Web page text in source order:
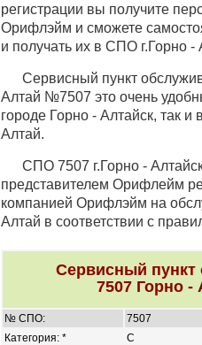
регистрации вы получите
Орифлэйм и сможете
и получать их в СПО г.Горно -
Сервисный пункт
Алтай №7507 это очень
городе Горно - Алтайск, так и
Алтай.
СПО 7507 г.Горно -
представителем Орифлейм
компанией Орифлэйм на
Алтай в соответствии с
Сервисный
7507 Горно -
№ СПО:
7507
Категория: *
C